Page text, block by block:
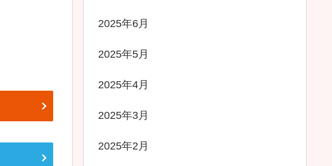
2025年6月
2025年5月
2025年4月
2025年3月
2025年2月